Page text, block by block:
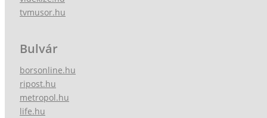
tvmusor.hu
Bulvár
borsonline.hu
ripost.hu
metropol.hu
life.hu